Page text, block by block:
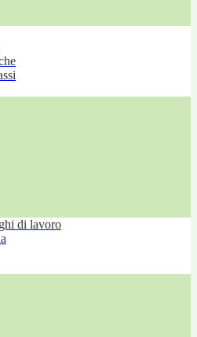
di lavoro